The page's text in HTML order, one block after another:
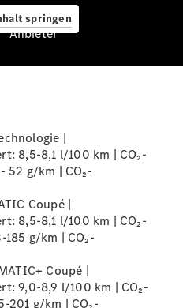
springen
Anbieter
|
8,5-8,1 l/100 km | CO₂-
52 g/km | CO₂-
Coupé |
8,5-8,1 l/100 km | CO₂-
g/km | CO₂-
Coupé |
9,0-8,9 l/100 km | CO₂-
201 g/km | CO₂-